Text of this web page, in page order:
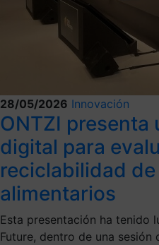
28/05/2026 Innovación
ONTZI presenta
digital para
reciclabilidad
alimentarios
Esta presentación ha tenido
Future, dentro de una sesión